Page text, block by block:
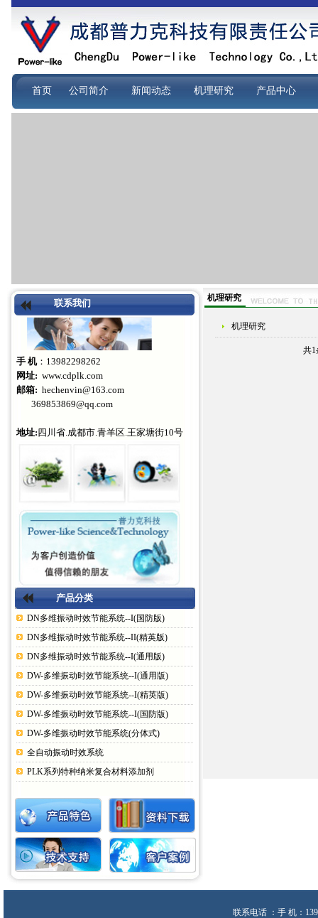
首页 公司简介 新闻动态 机理研究 产品中心
联系我们
手 机：13982298262
网址: www.cdplk.com
邮箱: hechenvin@163.com
369853869@qq.com
地址:四川省.成都市.青羊区.王家塘街10号
产品分类
DN多维振动时效节能系统--I(国防版)
DN多维振动时效节能系统--II(精英版)
DN多维振动时效节能系统--I(通用版)
DW-多维振动时效节能系统--I(通用版)
DW-多维振动时效节能系统--I(精英版)
DW-多维振动时效节能系统--I(国防版)
DW-多维振动时效节能系统(分体式)
全自动振动时效系统
PLK系列特种纳米复合材料添加剂
机理研究
机理研究
共
联系电话 ：手 机：